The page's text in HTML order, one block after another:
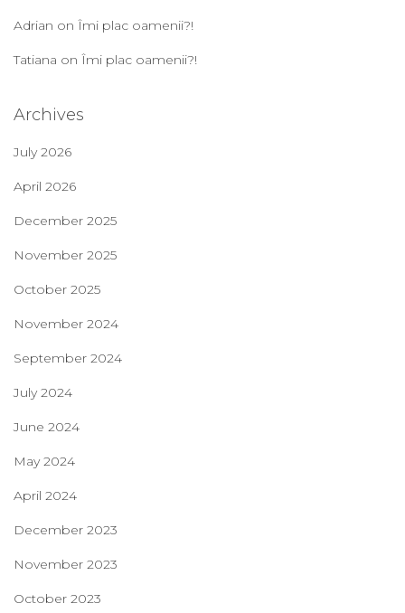
Adrian on Îmi plac oamenii?!
Tatiana on Îmi plac oamenii?!
Archives
July 2026
April 2026
December 2025
November 2025
October 2025
November 2024
September 2024
July 2024
June 2024
May 2024
April 2024
December 2023
November 2023
October 2023